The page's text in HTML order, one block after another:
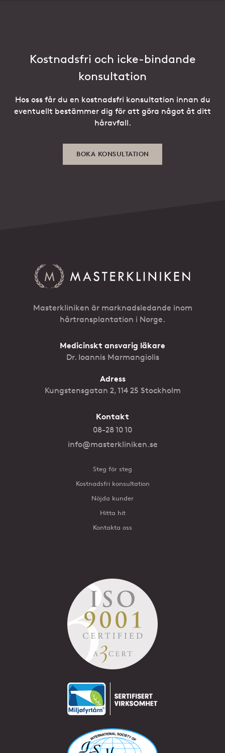
Kostnadsfri och icke-bindande
konsultation
Hos oss får du en kostnadsfri konsultation innan du
eventuellt bestämmer dig för att göra något åt ditt
håravfall.
BOKA KONSULTATION
Masterkliniken är marknadsledande inom
hårtransplantation i Norge.
Medicinskt ansvarig läkare
Dr. Ioannis Marmangiolis
Adress
Kungstensgatan 2, 114 25 Stockholm
Kontakt
08-28 10 10
info@masterkliniken.se
Steg för steg
Kostnadsfri konsultation
Nöjda kunder
Hitta hit
Kontakta oss